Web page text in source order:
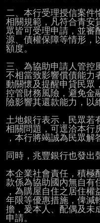
二、本行受理授信案件
相關規範，凡符合青安
眾皆可受理申請，並審
源、債權保障等情形，
額度。
三、為協助申請人管控
不相當致影響償債能力
動關懷及提醒申貸民眾
控管財務風險，避免金
險影響其還款能力，以
土地銀行表示，民眾若
相關問題，可逕洽本行
，本行將竭誠為民眾解
同時，兆豐銀行也發出
本企業社會責任，積極
款係為協助國內無自有
，為購屋自住之居住
年限等優惠措施，俾減
擔，爰本人、配偶及未
申請。